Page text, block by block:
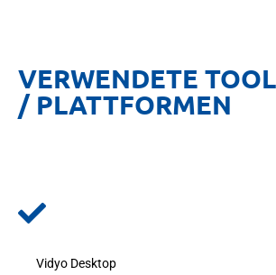
VERWENDETE
/ PLATTFORMEN
Vidyo Desktop